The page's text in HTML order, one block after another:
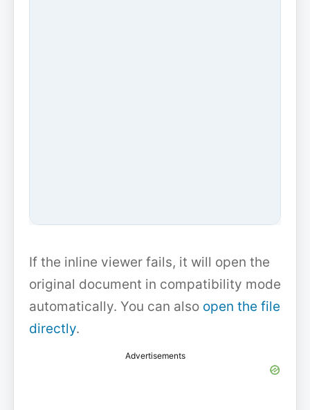
If the inline viewer fails, it will open the
original document in compatibility mode
automatically. You can also open the file
directly.
Advertisements